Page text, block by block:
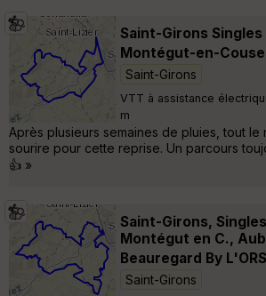
Saint-Girons Singles
Montégut-en-
Saint-Girons
VTT à assistance
m
Après plusieurs semaines de pluies, tout le
sourire pour cette reprise. Un parcours
👍 »
Saint-Girons,
Montégut en C.,
Beauregard By
Saint-Girons